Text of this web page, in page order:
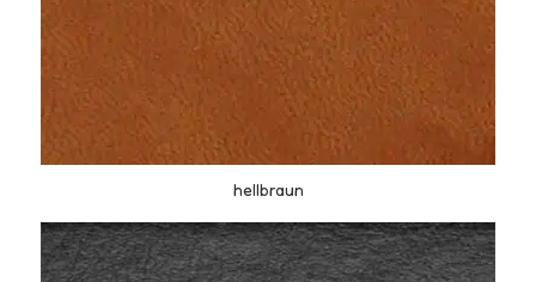
hellbraun